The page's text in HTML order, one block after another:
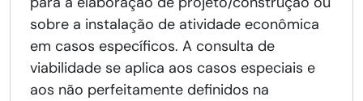
sobre a instalação de atividade econômica
em casos específicos. A consulta de
viabilidade se aplica aos casos especiais e
aos não perfeitamente definidos na